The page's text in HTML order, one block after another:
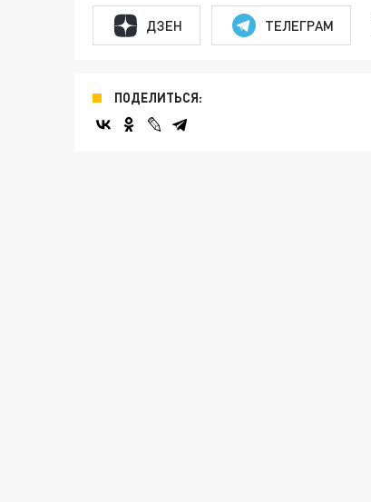
ДЗЕН ТЕЛЕГРАМ
ПОДЕЛИТЬСЯ: